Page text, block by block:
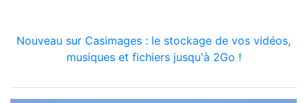
Nouveau sur Casimages : le stockage de vos vidéos,
musiques et fichiers jusqu'à 2Go !